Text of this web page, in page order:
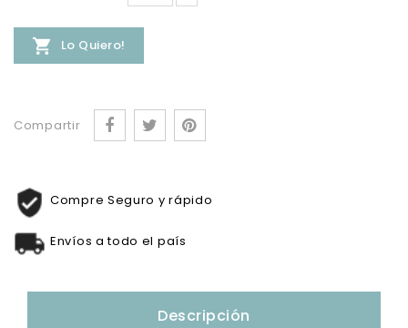
 Lo Quiero!
Compartir
Compre Seguro y rápido
Envíos a todo el país
Descripción